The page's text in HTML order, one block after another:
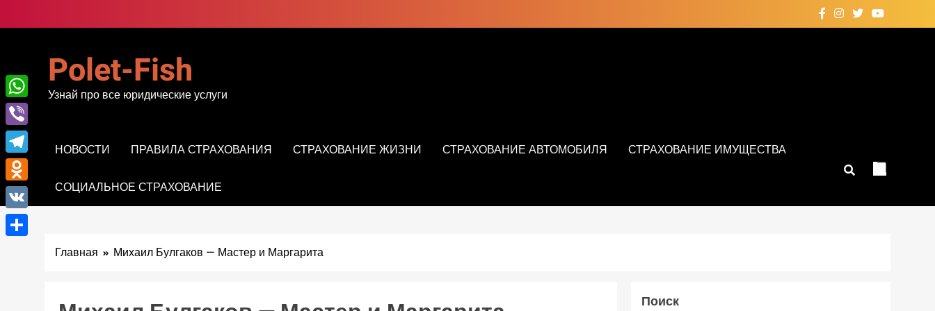
к
Polet-Fish
Узнай про все юридические услуги
НОВОСТИ ПРАВИЛА СТРАХОВАНИЯ СТРАХОВАНИЕ ЖИЗНИ СТРАХОВАНИЕ АВТОМОБИЛЯ СТРАХОВАНИЕ ИМУЩЕСТВА
СОЦИАЛЬНОЕ СТРАХОВАНИЕ
Главная Михаил Булгаков — Мастер и Маргарита
Поиск
WhatsApp
Viber
Telegram
Odnoklassniki
VK
Отправить